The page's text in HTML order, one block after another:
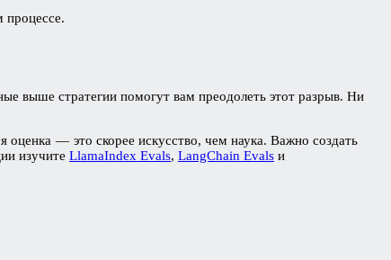
процессе.
выше стратегии помогут вам преодолеть этот разрыв. Ни
оценка — это скорее искусство, чем наука. Важно создать
изучите LlamaIndex Evals, LangChain Evals и